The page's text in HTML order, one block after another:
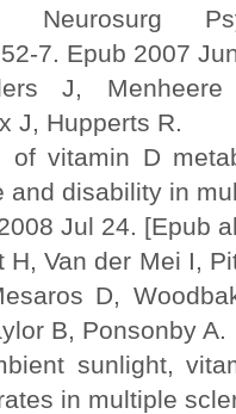
7. Epub 2007
J,
J, Hupperts R.
of vitamin D
and disability in
Jul 24. [Epub
H, Van der Mei I,
D,
B, Ponsonby A.
sunlight,
in multiple